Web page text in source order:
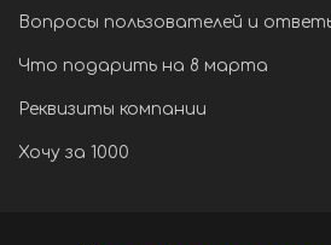
Вопросы пользователей и
Что подарить на 8 марта
Реквизиты компании
Хочу за 1000